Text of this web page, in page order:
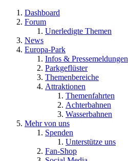
Dashboard
Forum
Unerledigte Themen
News
Europa-Park
Infos & Pressemeldungen
Parkgeflüster
Themenbereiche
Attraktionen
Themenfahrten
Achterbahnen
Wasserbahnen
Mehr von uns
Spenden
Unterstütze uns
Fan-Shop